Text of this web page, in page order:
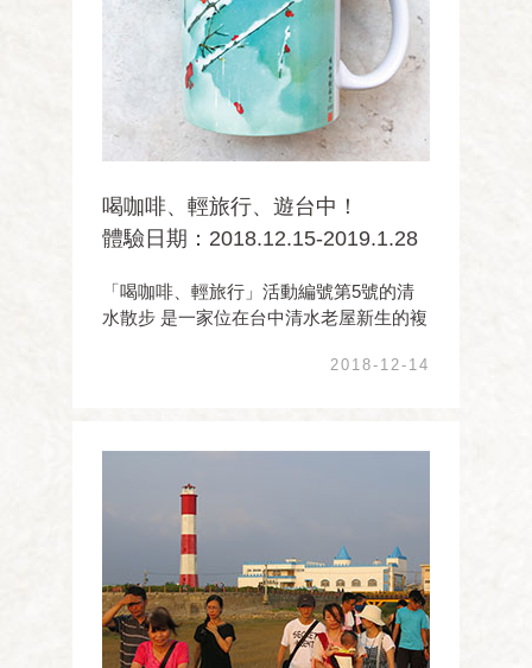
喝咖啡、輕旅行、遊台中！
體驗日期：2018.12.15-2019.1.28
「喝咖啡、輕旅行」活動編號第5號的清
水散步 是一家位在台中清水老屋新生的複
文創、演場為經營項目， 致力於清水的觀
2018-12-14